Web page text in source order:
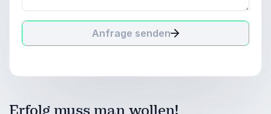
Anfrage senden
Erfolg muss man wollen!